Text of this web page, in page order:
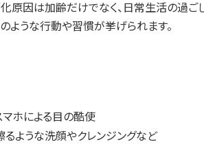
原因は加齢だけでなく、日常生活の過ご
のような行動や習慣が挙げられます。
マホによる目の酷使
るような洗顔やクレンジングなど